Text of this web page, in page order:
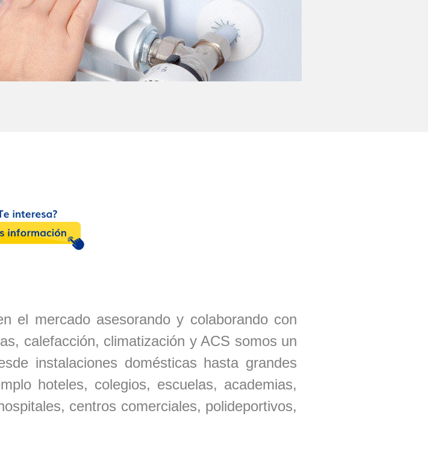
el mercado asesorando y colaborando con
calefacción, climatización y ACS somos un
instalaciones domésticas hasta grandes
hoteles, colegios, escuelas, academias,
centros comerciales, polideportivos,